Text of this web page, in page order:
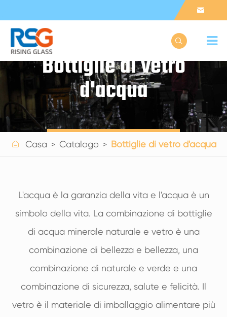


Bottiglie di vetro
d'acqua
Get a Quote
 Casa Catalogo Bottiglie di vetro d'acqua
L'acqua è la garanzia della vita e l'acqua è un
simbolo della vita. La combinazione di bottiglie
di acqua minerale naturale e vetro è una
combinazione di bellezza e bellezza, una
combinazione di naturale e verde e una
combinazione di sicurezza, salute e felicità. Il
vetro è il materiale di imballaggio alimentare più